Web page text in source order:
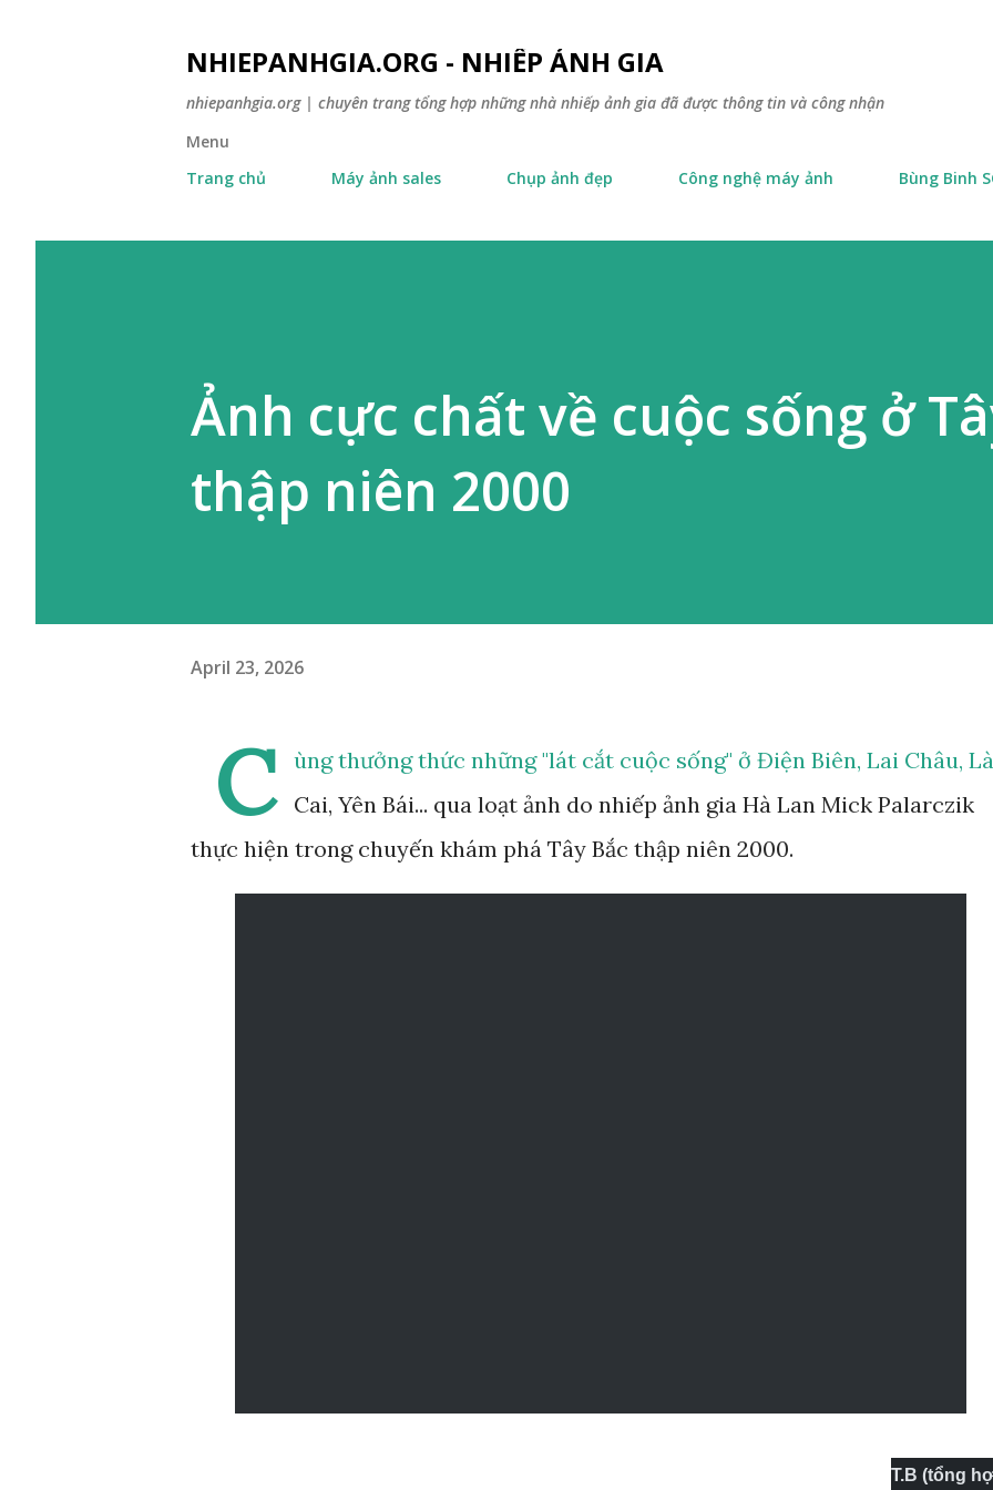
NHIEPANHGIA.ORG - NHIẾP ẢNH GIA
nhiepanhgia.org | chuyên trang tổng hợp những nhà nhiếp ảnh gia đã được thông tin và công nhận
Menu
Trang chủ
Máy ảnh sales Chụp ảnh đẹp Công nghệ máy ảnh Bùng Binh
Ảnh cực chất về cuộc sống ở
thập niên 2000
April 23, 2026
C
ùng thưởng thức những "lát cắt cuộc sống" ở Điện Biên, Lai Châu,
Cai, Yên Bái... qua loạt ảnh do nhiếp ảnh gia Hà Lan Mick Palarczik
thực hiện trong chuyến khám phá Tây Bắc thập niên 2000.
T.B (tổng